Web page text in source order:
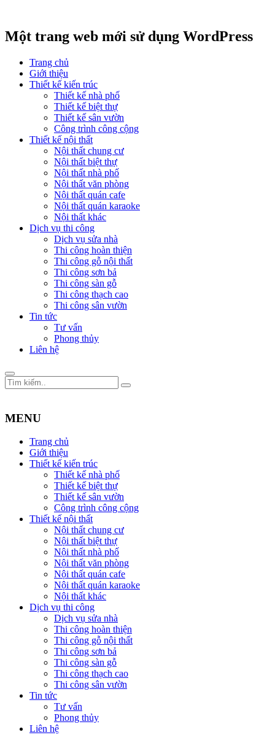
Một trang web mới sử dụng WordPress
Trang chủ
Giới thiệu
Thiết kế kiến trúc
Thiết kế nhà phố
Thiết kế biệt thự
Thiết kế sân vườn
Công trình công cộng
Thiết kế nội thất
Nội thất chung cư
Nội thất biệt thự
Nội thất nhà phố
Nội thất văn phòng
Nội thất quán cafe
Nội thất quán karaoke
Nội thất khác
Dịch vụ thi công
Dịch vụ sửa nhà
Thi công hoàn thiện
Thi công gỗ nội thất
Thi công sơn bả
Thi công sàn gỗ
Thi công thạch cao
Thi công sân vườn
Tin tức
Tư vấn
Phong thủy
Liên hệ
MENU
Trang chủ
Giới thiệu
Thiết kế kiến trúc
Thiết kế nhà phố
Thiết kế biệt thự
Thiết kế sân vườn
Công trình công cộng
Thiết kế nội thất
Nội thất chung cư
Nội thất biệt thự
Nội thất nhà phố
Nội thất văn phòng
Nội thất quán cafe
Nội thất quán karaoke
Nội thất khác
Dịch vụ thi công
Dịch vụ sửa nhà
Thi công hoàn thiện
Thi công gỗ nội thất
Thi công sơn bả
Thi công sàn gỗ
Thi công thạch cao
Thi công sân vườn
Tin tức
Tư vấn
Phong thủy
Liên hệ